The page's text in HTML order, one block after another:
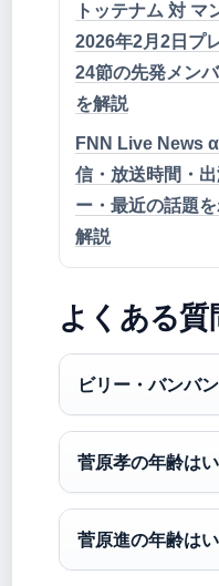
トッテナム 対 マ
2026年2月2日プ
24節の先発メン
を解説
FNN Live News
信・放送時間・
ー・最近の話題
解説
よくある質
ビリー・バンバ
菅原孝の年齢は
菅原進の年齢は